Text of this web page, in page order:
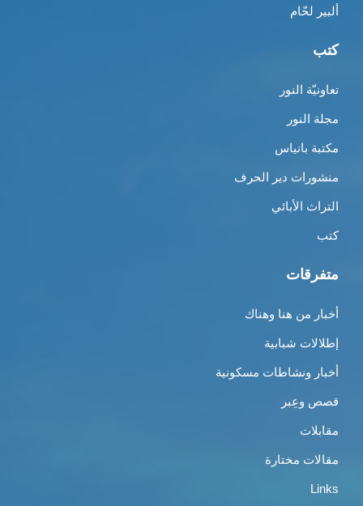
ألبير لحّام
كتب
تعاونيّة النور
مجلة النور
مكتبة بانياس
منشورات دير الحرف
التراث الأبائي
كتب
متفرقات
أخبار من هنا وهناك
إطلالات شبابية
أخبار ونشاطات مسكونية
قصص وعِبر
مقابلات
مقالات مختارة
Links